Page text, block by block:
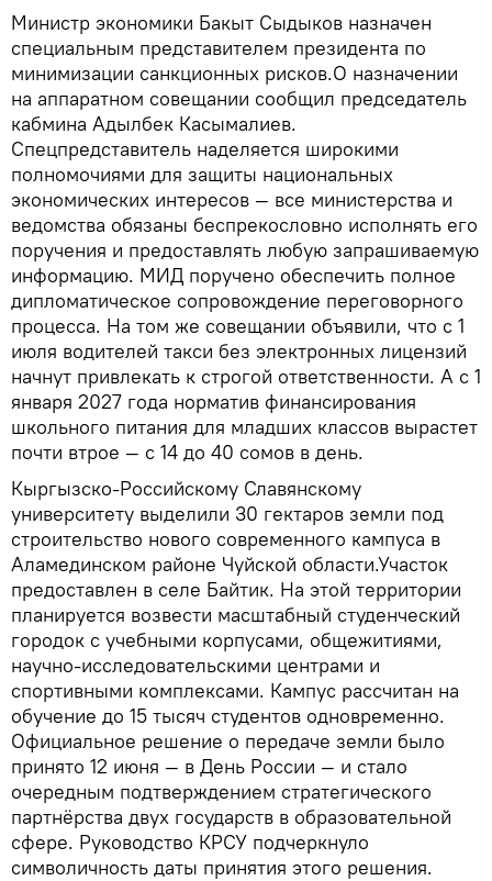
Министр экономики Бакыт Сыдыков назначен
специальным представителем президента по
минимизации санкционных рисков.О назначении
на аппаратном совещании сообщил председатель
кабмина Адылбек Касымалиев.
Спецпредставитель наделяется широкими
полномочиями для защиты национальных
экономических интересов — все министерства и
ведомства обязаны беспрекословно исполнять его
поручения и предоставлять любую запрашиваемую
информацию. МИД поручено обеспечить полное
дипломатическое сопровождение переговорного
процесса. На том же совещании объявили, что с 1
июля водителей такси без электронных лицензий
начнут привлекать к строгой ответственности. А с 1
января 2027 года норматив финансирования
школьного питания для младших классов вырастет
почти втрое — с 14 до 40 сомов в день.
Кыргызско-Российскому Славянскому
университету выделили 30 гектаров земли под
строительство нового современного кампуса в
Аламединском районе Чуйской области.Участок
предоставлен в селе Байтик. На этой территории
планируется возвести масштабный студенческий
городок с учебными корпусами, общежитиями,
научно-исследовательскими центрами и
спортивными комплексами. Кампус рассчитан на
обучение до 15 тысяч студентов одновременно.
Официальное решение о передаче земли было
принято 12 июня — в День России — и стало
очередным подтверждением стратегического
партнёрства двух государств в образовательной
сфере. Руководство КРСУ подчеркнуло
символичность даты принятия этого решения.